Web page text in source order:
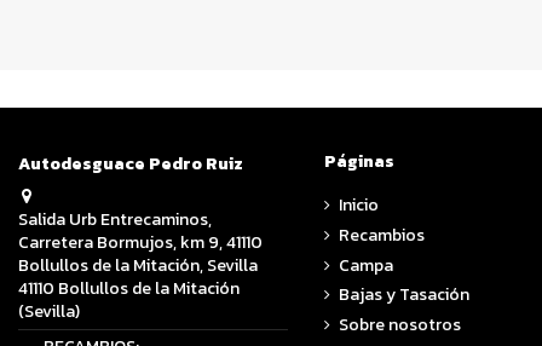
Autodesguace Pedro Ruiz
Salida Urb Entrecaminos,
Carretera Bormujos, km 9, 41110
Bollullos de la Mitación, Sevilla
41110 Bollullos de la Mitación
(Sevilla)
Páginas
Inicio
Recambios
Campa
Bajas y Tasación
Sobre nosotros